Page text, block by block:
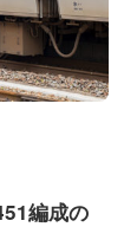
編成の